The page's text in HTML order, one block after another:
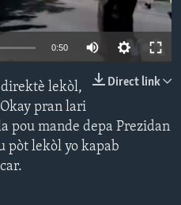
0:50
Direct link
lekòl,
pran lari
pou mande depa Prezidan
pòt lekòl yo kapab